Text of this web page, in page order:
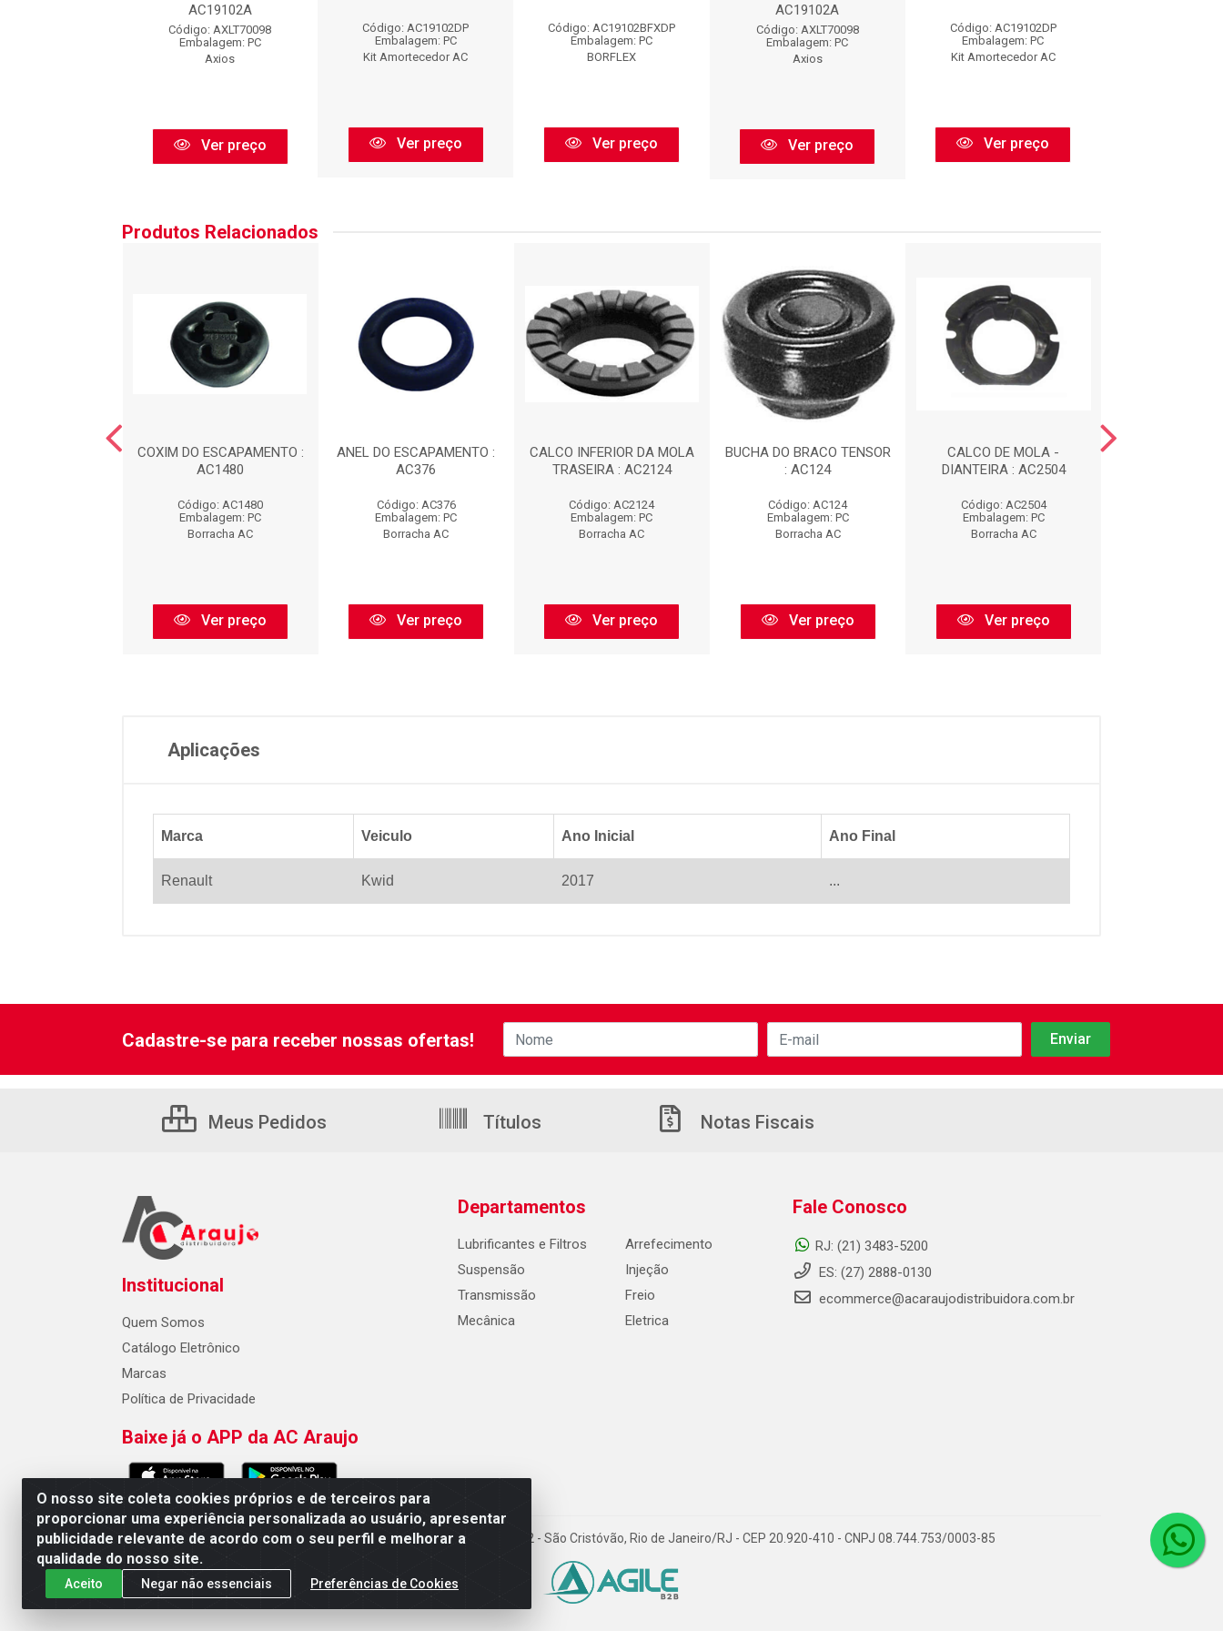
AC19102A
Código: AXLT70098
Embalagem: PC
Axios
Ver preço
Código: AC19102DP
Embalagem: PC
Kit Amortecedor AC
Ver preço
Código: AC19102BFXDP
Embalagem: PC
BORFLEX
Ver preço
AC19102A
Código: AXLT70098
Embalagem: PC
Axios
Ver preço
Código: AC19102DP
Embalagem: PC
Kit Amortecedor AC
Ver preço
Produtos Relacionados
COXIM DO ESCAPAMENTO :
AC1480
Código: AC1480
Embalagem: PC
Borracha AC
Ver preço
ANEL DO ESCAPAMENTO :
AC376
Código: AC376
Embalagem: PC
Borracha AC
Ver preço
CALCO INFERIOR DA MOLA
TRASEIRA : AC2124
Código: AC2124
Embalagem: PC
Borracha AC
Ver preço
BUCHA DO BRACO TENSOR
: AC124
Código: AC124
Embalagem: PC
Borracha AC
Ver preço
CALCO DE MOLA -
DIANTEIRA : AC2504
Código: AC2504
Embalagem: PC
Borracha AC
Ver preço
Aplicações
Marca Veiculo Ano Inicial Ano Final
Renault Kwid 2017 ...
O nosso site coleta cookies próprios e de terceiros para
proporcionar uma experiência personalizada ao usuário, apresentar
publicidade relevante de acordo com o seu perfil e melhorar a
qualidade do nosso site.
Aceito Negar não essenciais Preferências de Cookies
Cadastre-se para receber nossas ofertas!
Meus Pedidos Títulos Notas Fiscais
Institucional
Quem Somos
Catálogo Eletrônico
Marcas
Política de Privacidade
Baixe já o APP da AC Araujo
Departamentos
Lubrificantes e Filtros
Suspensão
Transmissão
Mecânica
Arrefecimento
Injeção
Freio
Eletrica
Fale Conosco
RJ: (21) 3483-5200
ES: (27) 2888-0130
ecommerce@acaraujodistribuidora.com.br
AC Araujo Distribuidora - Rua Carneiro de Campos, 42 - São Cristóvão, Rio de Janeiro/RJ - CEP 20.920-410 - CNPJ 08.744.753/0003-85